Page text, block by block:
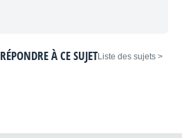
< Liste des sujets
RÉPONDRE À CE SUJET